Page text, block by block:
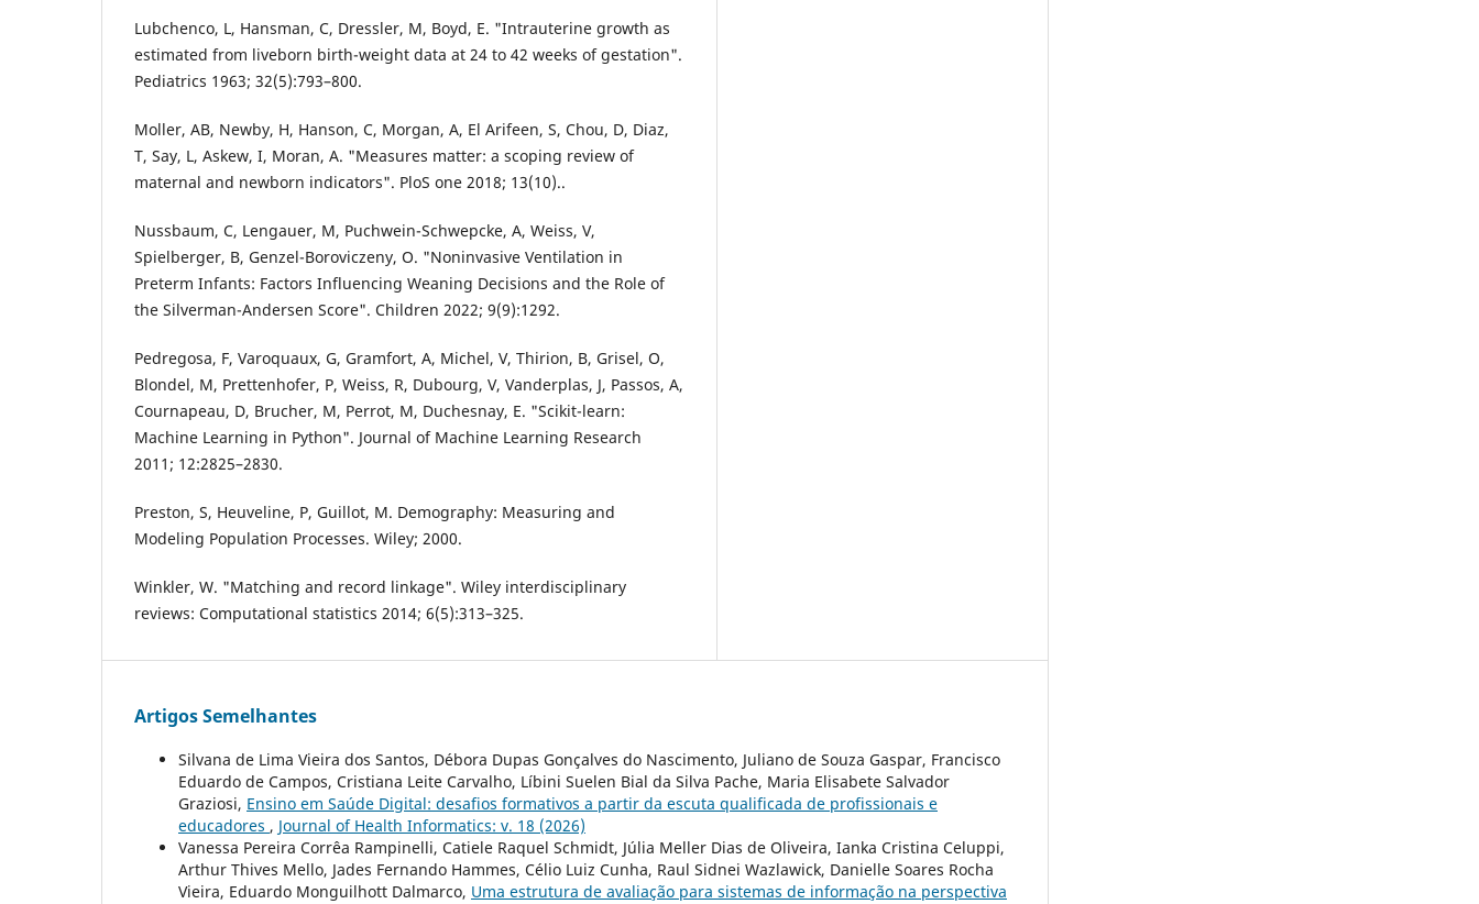
Lubchenco, L, Hansman, C, Dressler, M, Boyd, E. "Intrauterine growth as
estimated from liveborn birth-weight data at 24 to 42 weeks of gestation".
Pediatrics 1963; 32(5):793–800.
Moller, AB, Newby, H, Hanson, C, Morgan, A, El Arifeen, S, Chou, D, Diaz,
T, Say, L, Askew, I, Moran, A. "Measures matter: a scoping review of
maternal and newborn indicators". PloS one 2018; 13(10)..
Nussbaum, C, Lengauer, M, Puchwein-Schwepcke, A, Weiss, V,
Spielberger, B, Genzel-Boroviczeny, O. "Noninvasive Ventilation in
Preterm Infants: Factors Influencing Weaning Decisions and the Role of
the Silverman-Andersen Score". Children 2022; 9(9):1292.
Pedregosa, F, Varoquaux, G, Gramfort, A, Michel, V, Thirion, B, Grisel, O,
Blondel, M, Prettenhofer, P, Weiss, R, Dubourg, V, Vanderplas, J, Passos, A,
Cournapeau, D, Brucher, M, Perrot, M, Duchesnay, E. "Scikit-learn:
Machine Learning in Python". Journal of Machine Learning Research
2011; 12:2825–2830.
Preston, S, Heuveline, P, Guillot, M. Demography: Measuring and
Modeling Population Processes. Wiley; 2000.
Winkler, W. "Matching and record linkage". Wiley interdisciplinary
reviews: Computational statistics 2014; 6(5):313–325.
Artigos Semelhantes
Silvana de Lima Vieira dos Santos, Débora Dupas Gonçalves do Nascimento, Juliano de Souza Gaspar, Francisco
Eduardo de Campos, Cristiana Leite Carvalho, Líbini Suelen Bial da Silva Pache, Maria Elisabete Salvador
Graziosi, Ensino em Saúde Digital: desafios formativos a partir da escuta qualificada de profissionais e
educadores , Journal of Health Informatics: v. 18 (2026)
Vanessa Pereira Corrêa Rampinelli, Catiele Raquel Schmidt, Júlia Meller Dias de Oliveira, Ianka Cristina Celuppi,
Arthur Thives Mello, Jades Fernando Hammes, Célio Luiz Cunha, Raul Sidnei Wazlawick, Danielle Soares Rocha
Vieira, Eduardo Monguilhott Dalmarco, Uma estrutura de avaliação para sistemas de informação na perspectiva